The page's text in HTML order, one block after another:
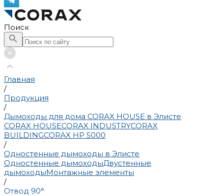
Поиск
Главная
/
Продукция
/
Дымоходы для дома CORAX HOUSE в Элисте
CORAX HOUSECORAX INDUSTRYCORAX
BUILDINGCORAX HP 5000
/
Одностенные дымоходы в Элисте
Одностенные дымоходыДвустенные
дымоходыМонтажные элементы
/
Отвод 90°